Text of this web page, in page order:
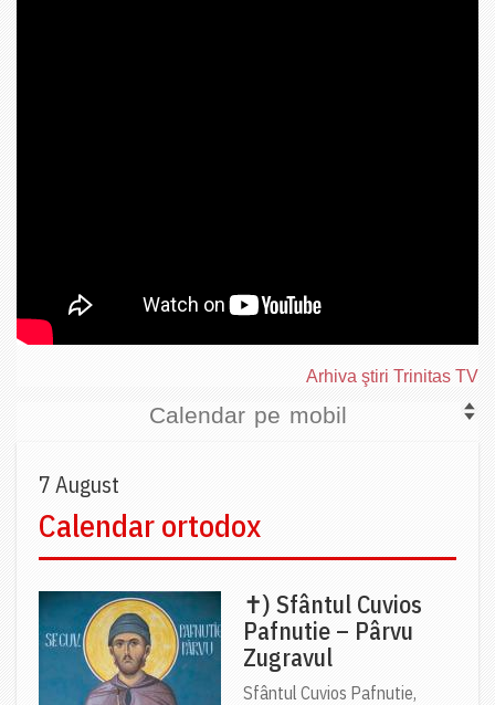
Arhiva ştiri Trinitas TV
Calendar pe mobil
7 August
Calendar ortodox
✝) Sfântul Cuvios
Pafnutie – Pârvu
Zugravul
Sfântul Cuvios Pafnutie,